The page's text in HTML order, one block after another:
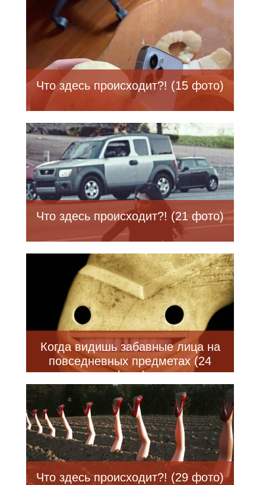
Что здесь происходит?! (15 фото)
Что здесь происходит?! (21 фото)
Когда видишь забавные лица на
повседневных предметах (24
фото)
Что здесь происходит?! (29 фото)